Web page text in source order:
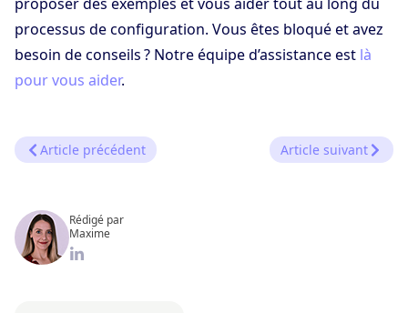
processus de configuration. Vous êtes bloqué et avez
besoin de conseils ? Notre équipe d’assistance est là
pour vous aider.
Article précédent Article suivant
Rédigé par
Maxime